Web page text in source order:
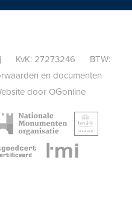
KvK: 27273246 BTW:
en documenten
door OGonline